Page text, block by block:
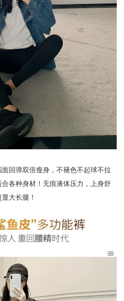
面回弹双倍瘦身，不褪色不起球不拉
各种身材！无痕液体压力，上身舒
大长腿！